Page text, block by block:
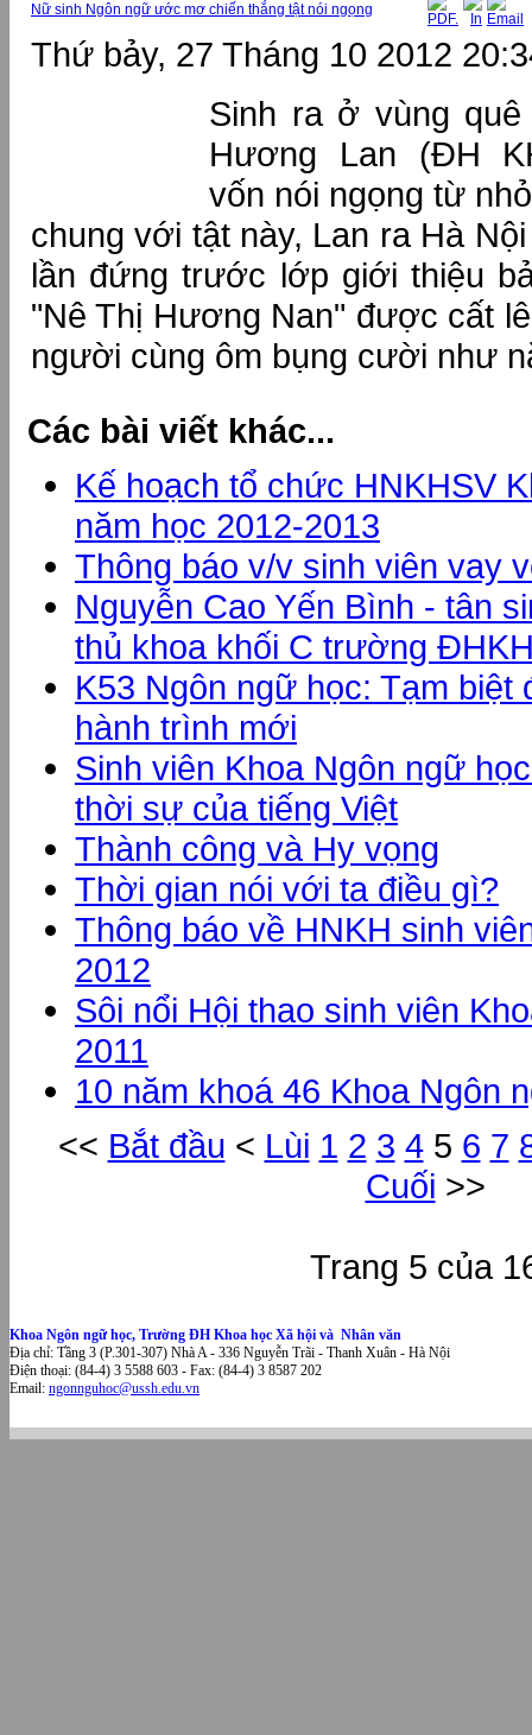
Nữ sinh Ngôn ngữ ước mơ chiến thắng tật nói ngọng
Thứ bảy, 27 Tháng 10 2012
Sinh ra ở vùng
Hương Lan (ĐH
vốn nói ngọng từ
chung với tật này, Lan ra Hà
lần đứng trước lớp giới thiệu
"Nê Thị Hương Nan" được cất
người cùng ôm bụng cười như
Các bài viết khác...
Kế hoạch tổ chức HNKHSV
năm học 2012-2013
Thông báo v/v sinh viên vay
Nguyễn Cao Yến Bình - tân
thủ khoa khối C trường
K53 Ngôn ngữ học: Tạm biệt
hành trình mới
Sinh viên Khoa Ngôn ngữ
thời sự của tiếng Việt
Thành công và Hy vọng
Thời gian nói với ta điều gì?
Thông báo về HNKH sinh
2012
Sôi nổi Hội thao sinh viên
2011
10 năm khoá 46 Khoa Ngôn
<< Bắt đầu < Lùi 1 2 3 4 5 6 7
Cuối >>
Trang 5 của
Khoa Ngôn ngữ học, Trường ĐH Khoa học Xã hội và Nhân văn
Địa chỉ: Tầng 3 (P.301-307) Nhà A - 336 Nguyễn Trãi - Thanh Xuân - Hà Nội
Điện thoại: (84-4) 3 5588 603 - Fax: (84-4) 3 8587 202
Email: ngonnguhoc@ussh.edu.vn